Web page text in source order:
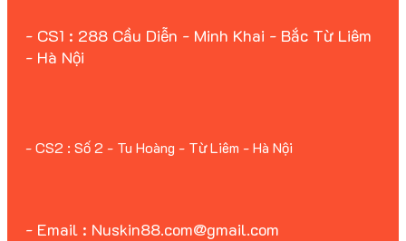
- CS1 : 288 Cầu Diễn - Minh Khai - Bắc Từ Liêm
- Hà Nội
- Email : Nuskin88.com@gmail.com
- CS2 : Số 2 - Tu Hoàng - Từ Liêm - Hà Nội